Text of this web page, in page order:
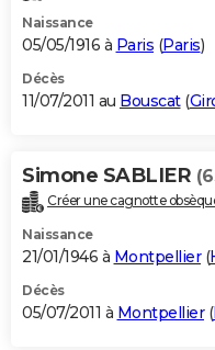
Naissance
05/05/1916 à Paris (Paris)
Décès
11/07/2011 au Bouscat(
Simone SABLIER
Créer une cagnotte
Naissance
21/01/1946 à Montpellier(
Décès
05/07/2011 à Montpellier(